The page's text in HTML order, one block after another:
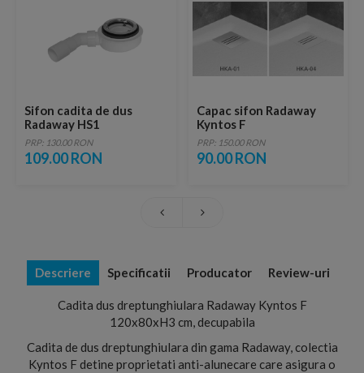
Sifon cadita de dus
Radaway HS1
PRP: 130.00 RON
109.00 RON
Capac sifon Radaway
Kyntos F
PRP: 150.00 RON
90.00 RON
Descriere Specificatii Producator Review-uri
Cadita dus dreptunghiulara Radaway Kyntos F
120x80xH3 cm, decupabila
Cadita de dus dreptunghiulara din gama Radaway, colectia
Kyntos F detine proprietati anti-alunecare care asigura o